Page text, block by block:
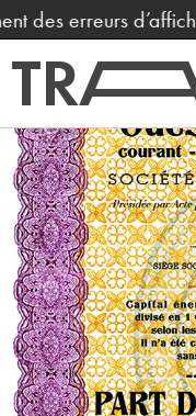
des erreurs